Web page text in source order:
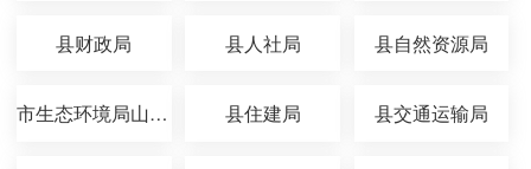
县财政局 县人社局 县自然资源局
市生态环境局山丹分局 县住建局 县交通运输局